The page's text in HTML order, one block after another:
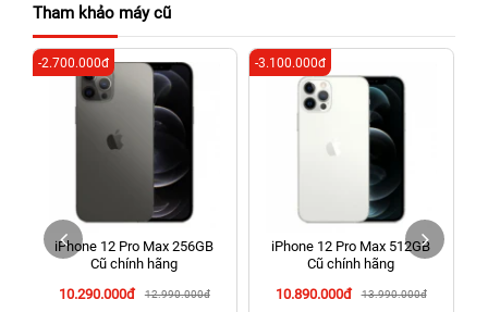
625 - 625A Âu Cơ, Tân Phú, Hồ Chí Minh (Quận Tân Phú cũ)
326 Lê Văn Việt, Tăng Nhơn Phú, Hồ Chí Minh (Q.9 TP. Thủ
Đức cũ)
256 Võ Văn Ngân, Thủ Đức, Hồ Chí Minh (Bình Thọ, TP. Thủ
Đức Cũ)
70 Nguyễn An Ninh, Dĩ An, Hồ Chí Minh (Bình Dương Cũ)
24h Vũng Tàu: 162A Ba Cu, Vũng Tàu, Hồ Chí Minh (TP. Vũng
Tàu cũ)
198 Hoàng Văn Thụ, Tân Sơn Nhất, Hồ Chí Minh (Tân Bình
Tham khảo máy cũ
iPhone 12 Pro Max 256GB
Cũ chính hãng
10.290.000đ
12.990.000đ
-2.700.000đ
iPhone 12 Pro Max 512GB
Cũ chính hãng
10.890.000đ
13.990.000đ
-3.100.000đ